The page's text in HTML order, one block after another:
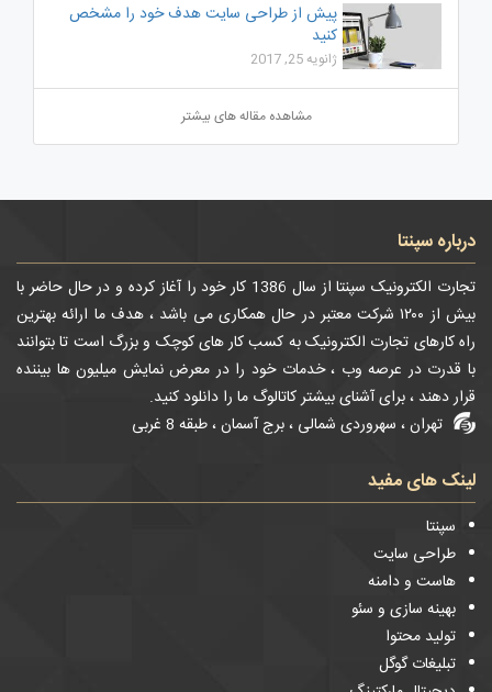
پیش از طراحی سایت هدف خود را مشخص
کنید
ژانویه 25, 2017
مشاهده مقاله های بیشتر
درباره سپنتا
تجارت الکترونیک سپنتا از سال 1386 کار خود را آغاز کرده و در حال حاضر با
بیش از ۱۲۰۰ شرکت معتبر در حال همکاری می باشد ، هدف ما ارائه بهترین
راه کارهای تجارت الکترونیک به کسب کار های کوچک و بزرگ است تا بتوانند
با قدرت در عرصه وب ، خدمات خود را در معرض نمایش میلیون ها بیننده
قرار دهند ، برای آشنای بیشتر کاتالوگ ما را دانلود کنید.
تهران ، سهروردی شمالی ، برج آسمان ، طبقه 8 غربی
لینک های مفید
سپنتا
طراحی سایت
هاست و دامنه
بهینه سازی و سئو
تولید محتوا
تبلیغات گوگل